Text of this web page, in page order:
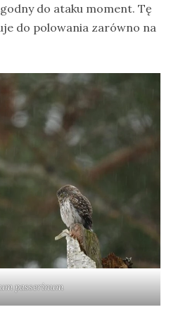
do ataku moment. Tę
do polowania zarówno na
passerinum